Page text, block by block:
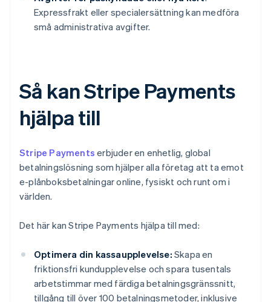
Expressfrakt eller specialersättning kan medföra
små administrativa avgifter.
Så kan Stripe Payments
hjälpa till
Stripe Payments erbjuder en enhetlig, global
betalningslösning som hjälper alla företag att ta emot
e-plånboksbetalningar online, fysiskt och runt om i
världen.
Det här kan Stripe Payments hjälpa till med:
Optimera din kassaupplevelse: Skapa en
friktionsfri kundupplevelse och spara tusentals
arbetstimmar med färdiga betalningsgränssnitt,
tillgång till över 100 betalningsmetoder, inklusive